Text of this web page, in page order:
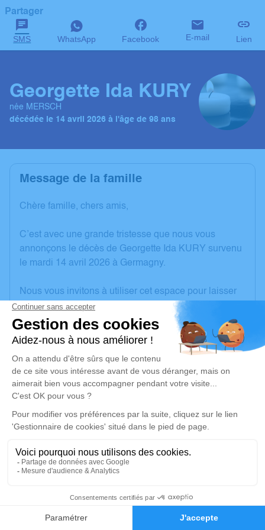
Faire-part Hommages
Partager
SMS WhatsApp Facebook E-mail Lien
Georgette Ida KURY
née MERSCH
décédée le 14 avril 2026 à l'âge de 98 ans
Message de la famille
Chère famille, chers amis,
C’est avec une grande tristesse que nous vous
annonçons le décès de Georgette Ida KURY survenu
le mardi 14 avril 2026 à Germagny.
Nous vous invitons à utiliser cet espace pour laisser
vos condoléances, partager des photos souvenirs,
une anecdote ou exprimer vos pensées à travers des
poèmes ou des textes. Cet endroit est un lieu
d'expression dédié à honorer la mémoire de
Georgette Ida KURY.
Un service de plantation d’arbre hommage est
disponible ici.
Je rends hommage
Cérémonie religieuse
Église de Germagny
71460 Germagny